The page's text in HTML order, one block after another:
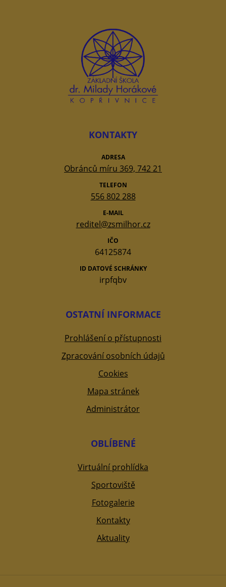
KONTAKTY
ADRESA
Obránců míru 369, 742 21
TELEFON
556 802 288
E-MAIL
reditel@zsmilhor.cz
IČO
64125874
ID DATOVÉ SCHRÁNKY
irpfqbv
OSTATNÍ INFORMACE
Prohlášení o přístupnosti
Zpracování osobních údajů
Cookies
Mapa stránek
Administrátor
OBLÍBENÉ
Virtuální prohlídka
Sportoviště
Fotogalerie
Kontakty
Aktuality